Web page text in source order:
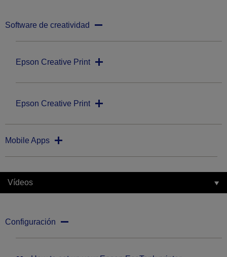
Software de creatividad
Epson Creative Print
Epson Creative Print
Mobile Apps
Vídeos
Configuración